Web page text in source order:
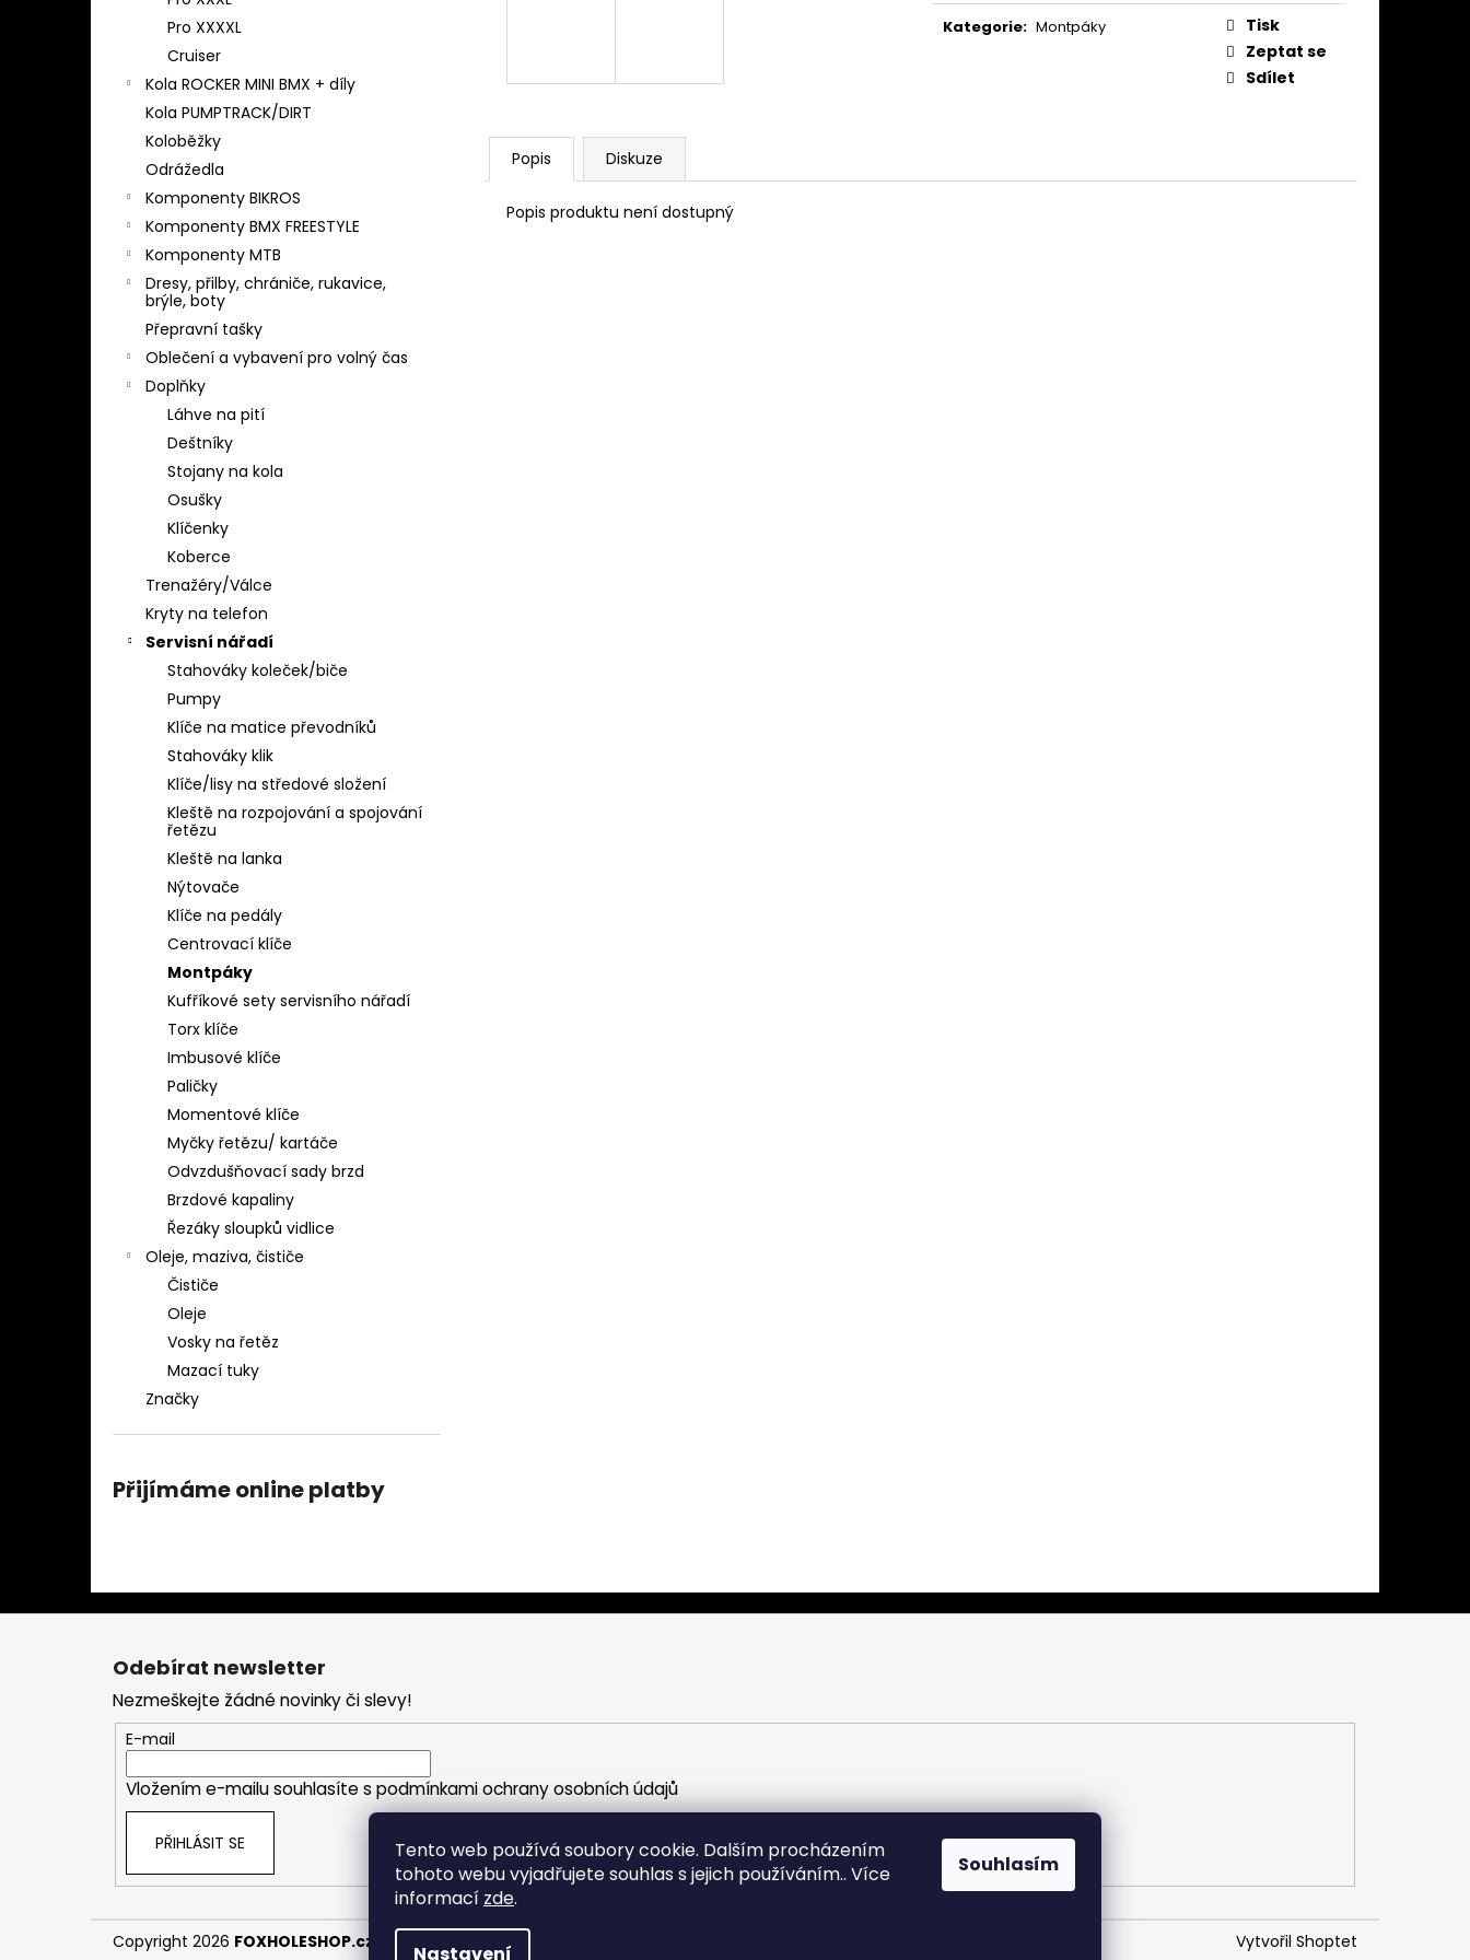
Tento web používá soubory cookie. Dalším procházením
tohoto webu vyjadřujete souhlas s jejich používáním.. Více
informací zde.
Nastavení
Souhlasím
Pro XXXXL
Cruiser
Kola ROCKER MINI BMX + díly
Kola PUMPTRACK/DIRT
Koloběžky
Odrážedla
Komponenty BIKROS
Komponenty BMX FREESTYLE
Komponenty MTB
Dresy, přilby, chrániče, rukavice,
brýle, boty
Přepravní tašky
Oblečení a vybavení pro volný čas
Doplňky
Láhve na pití
Deštníky
Stojany na kola
Osušky
Klíčenky
Koberce
Trenažéry/Válce
Kryty na telefon
Servisní nářadí
Stahováky koleček/biče
Pumpy
Klíče na matice převodníků
Stahováky klik
Klíče/lisy na středové složení
Kleště na rozpojování a spojování
řetězu
Kleště na lanka
Nýtovače
Klíče na pedály
Centrovací klíče
Montpáky
Kufříkové sety servisního nářadí
Torx klíče
Imbusové klíče
Paličky
Momentové klíče
Myčky řetězu/ kartáče
Odvzdušňovací sady brzd
Brzdové kapaliny
Řezáky sloupků vidlice
Oleje, maziva, čističe
Čističe
Oleje
Vosky na řetěz
Mazací tuky
Značky
Přijímáme online platby
Kategorie: Montpáky
Tisk
Zeptat se
Sdílet
Popis Diskuze
Popis produktu není dostupný
Z
Odebírat newsletter
Nezmeškejte žádné novinky či slevy!
E-mail
Vložením e-mailu souhlasíte spodmínkami ochrany osobních údajů
PŘIHLÁSIT SE
Vytvořil Shoptet
Copyright 2026 FOXHOLESHOP.cz . Všechna práva vyhrazena.